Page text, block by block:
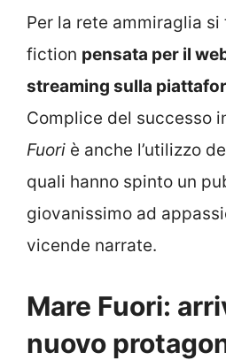
Per la rete ammiraglia
fiction pensata per il
streaming sulla
Complice del successo
Fuori è anche l’utilizzo
quali hanno spinto un
giovanissimo ad
vicende narrate.
Mare Fuori:
nuovo